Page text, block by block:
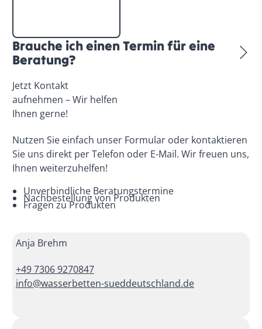
Brauche ich einen Termin für eine
Beratung?
Jetzt Kontakt
aufnehmen – Wir helfen
Ihnen gerne!
Nutzen Sie einfach unser Formular oder kontaktieren
Sie uns direkt per Telefon oder E-Mail. Wir freuen uns,
Ihnen weiterzuhelfen!
Unverbindliche Beratungstermine
Nachbestellung von Produkten
Fragen zu Produkten
Anja Brehm
+49 7306 9270847
info@wasserbetten-sueddeutschland.de